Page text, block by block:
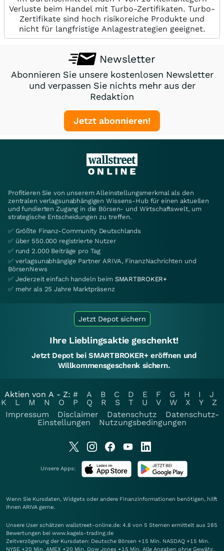
Verluste beim Handel mit Turbo-Zertifikaten. Turbo-
Zertifikate sind hoch risikoreiche Produkte und
nicht für langfristige Anlagestrategien geeignet.
Newsletter
Abonnieren Sie unsere kostenlosen Newsletter
und verpassen Sie nichts mehr aus der
Redaktion
Jetzt abonnieren!
Profitieren Sie von unserem Alleinstellungsmerkmal als den
zentralen verlagsunabhängigen Wissens-Hub für einen aktuellen
und fundierten Zugang in die Börsen- und Wirtschaftswelt, um
strategische Entscheidungen zu treffen.
✅ Größte Finanz-Community Deutschlands
✅ über 550.000 registrierte Nutzer
✅ rund 2.000 Beiträge pro Tag
✅ verlagsunabhängige Partner ARIVA, FinanzNachrichten und
BörsenNews
✅ Jederzeit einfach handeln beim SMARTBROKER+
✅ mehr als 25 Jahre Marktpräsenz
Jetzt Depot sichern
Ihre Lieblingsaktie geschenkt!
Jetzt Depot bei SMARTBROKER+ eröffnen und
Willkommensgeschenk sichern.
Aktien von A - Z: # A B C D E F G H I
J
K
L M N O P Q R S T U V W X Y
Z
Impressum
Disclaimer Datenschutz
Datenschutz-
Einstellungen
Nutzungsbedingungen
Unsere Apps:
Wenn Sie Kursdaten, Widgets oder andere Finanzinformationen benötigen, hilft
Ihnen ARIVA gerne.
Unsere User schätzen wallstreet-online.de: 4.8 von 5 Sternen ermittelt aus 285
Bewertungen bei www.kagels-trading.de
Zeitverzögerung der Kursdaten: Deutsche Börsen +15 Min. NASDAQ +15 Min.
NYSE +20 Min. AMEX +20 Min. Dow Jones +15 Min. Alle Angaben ohne Gewähr.